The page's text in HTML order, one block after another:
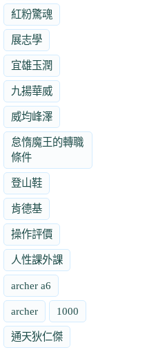
紅粉驚魂
展志學
宜雄玉潤
九揚華威
威均峰澤
怠惰魔王的轉職
條件
登山鞋
肯德基
操作評價
人性課外課
archer a6
archer 1000
通天狄仁傑